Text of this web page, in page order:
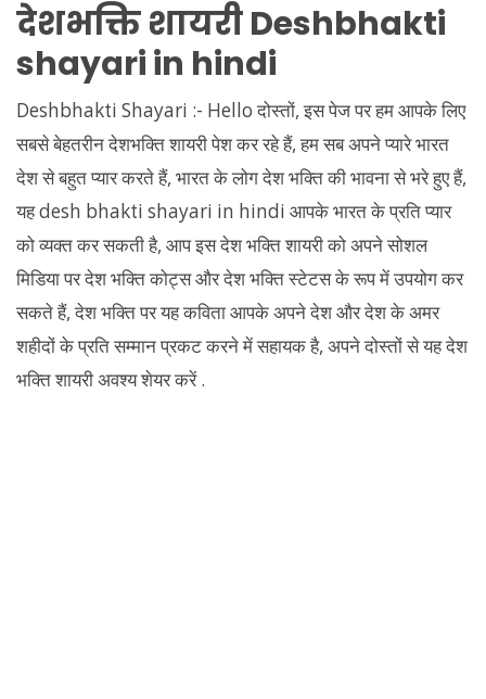
देशभक्ति शायरी Deshbhakti
shayari in hindi
Deshbhakti Shayari :- Hello दोस्तों, इस पेज पर हम आपके लिए
सबसे बेहतरीन देशभक्ति शायरी पेश कर रहे हैं, हम सब अपने प्यारे भारत
देश से बहुत प्यार करते हैं, भारत के लोग देश भक्ति की भावना से भरे हुए हैं,
यह desh bhakti shayari in hindi आपके भारत के प्रति प्यार
को व्यक्त कर सकती है, आप इस देश भक्ति शायरी को अपने सोशल
मिडिया पर देश भक्ति कोट्स और देश भक्ति स्टेटस के रूप में उपयोग कर
सकते हैं, देश भक्ति पर यह कविता आपके अपने देश और देश के अमर
शहीदों के प्रति सम्मान प्रकट करने में सहायक है, अपने दोस्तों से यह देश
भक्ति शायरी अवश्य शेयर करें .